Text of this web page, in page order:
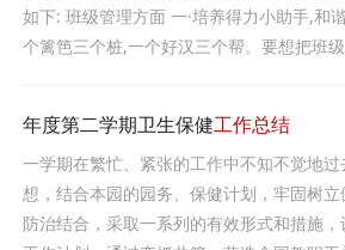
如下: 班级管理方面 一·培养得力小助手,和
个篱笆三个桩,一个好汉三个帮。要想把班级
年度第二学期卫生保健工作总结
一学期在繁忙、紧张的工作中不知不觉地
想，结合本园的园务、保健计划，牢固树立
防治结合，采取一系列的有效形式和措施